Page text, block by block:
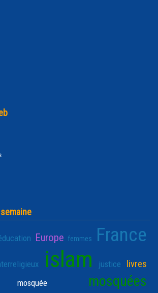
Europe femmes France
islam justice livres
mosquée mosquées